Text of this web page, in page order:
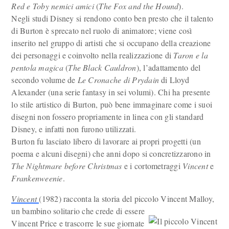
Red e Toby nemici amici(The Fox and the Hound).
Negli studi Disney si rendono conto ben presto che il talento
di Burton è sprecato nel ruolo di animatore; viene così
inserito nel gruppo di artisti che si occupano della creazione
dei personaggi e coinvolto nella realizzazione di Taron e la
pentola magica(The Black Cauldron), l’adattamento del
secondo volume de Le Cronache di Prydaindi Lloyd
Alexander (una serie fantasy in sei volumi). Chi ha presente
lo stile artistico di Burton, può bene immaginare come i suoi
disegni non fossero propriamente in linea con gli standard
Disney, e infatti non furono utilizzati.
Burton fu lasciato libero di lavorare ai propri progetti (un
poema e alcuni disegni) che anni dopo si concretizzarono in
The Nightmare before Christmas e i cortometraggi Vincente
Frankenweenie.
Vincent(1982) racconta la storia del piccolo Vincent Malloy,
un bambino solitario che crede di essere
Vincent Price e trascorre le sue giornate